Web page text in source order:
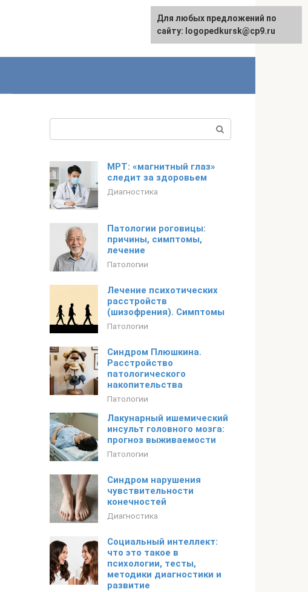
МРТ: «магнитный глаз»
следит за здоровьем
Диагностика
Патологии роговицы:
причины, симптомы,
лечение
Патологии
Лечение психотических
расстройств
(шизофрения). Симптомы
Патологии
Синдром Плюшкина.
Расстройство
патологического
накопительства
Патологии
Лакунарный ишемический
инсульт головного мозга:
прогноз выживаемости
Патологии
Синдром нарушения
чувствительности
конечностей
Диагностика
Социальный интеллект:
что это такое в
психологии, тесты,
методики диагностики и
развитие
Для любых предложений по
сайту: logopedkursk@cp9.ru